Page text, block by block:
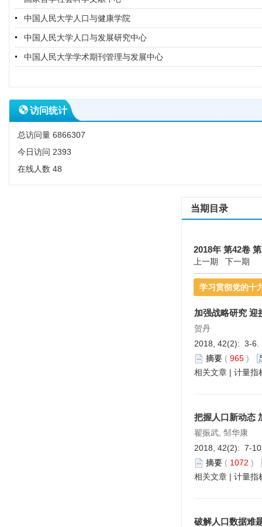
中国人民大学人口与健康学院
中国人民大学人口与发展研究中心
中国人民大学学术期刊管理与发展中心
访问统计
总访问量 6866307
今日访问 2393
在线人数 48
当期目录
2018年 第42卷
上一期 下一期
学习贯彻党的十
加强战略研究 迎
贺丹
2018, 42(2): 3-6.
摘要 ( 965 )
相关文章 | 计量指
把握人口新动态
翟振武, 邹华康
2018, 42(2): 7-
摘要 ( 1072 )
相关文章 | 计量指
破解人口数据难